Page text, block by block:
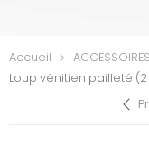
Accueil ACCESSOIRES
Loup vénitien pailleté